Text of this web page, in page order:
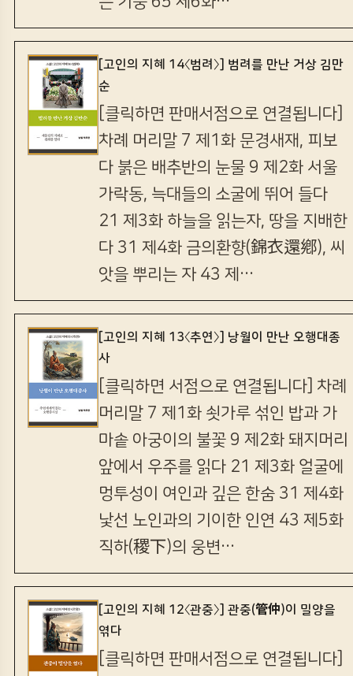
[고인의 지혜 14〈범려〉] 범려를 만난 거상 김만
순
[클릭하면 판매서점으로 연결됩니다]
차례 머리말 7 제1화 문경새재, 피보
다 붉은 배추반의 눈물 9 제2화 서울
가락동, 늑대들의 소굴에 뛰어 들다
21 제3화 하늘을 읽는자, 땅을 지배한
다 31 제4화 금의환향(錦衣還鄕), 씨
앗을 뿌리는 자 43 제…
[고인의 지혜 13〈추연〉] 낭월이 만난 오행대종
사
[클릭하면 서점으로 연결됩니다] 차례
머리말 7 제1화 쇳가루 섞인 밥과 가
마솥 아궁이의 불꽃 9 제2화 돼지머리
앞에서 우주를 읽다 21 제3화 얼굴에
멍투성이 여인과 깊은 한숨 31 제4화
낯선 노인과의 기이한 인연 43 제5화
직하(稷下)의 웅변…
[고인의 지혜 12〈관중〉] 관중(管仲)이 밀양을
엮다
[클릭하면 판매서점으로 연결됩니다]